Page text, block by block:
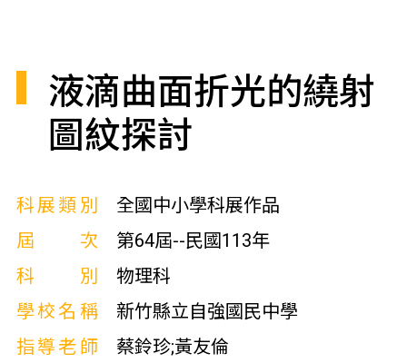
液滴曲面折光的繞射
圖紋探討
科展類別
全國中小學科展作品
屆次
第64屆--民國113年
科別
物理科
學校名稱
新竹縣立自強國民中學
指導老師
蔡鈴珍;黃友倫